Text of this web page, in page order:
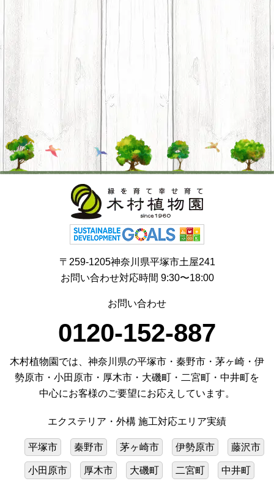
〒259-1205神奈川県平塚市土屋241
お問い合わせ対応時間 9:30〜18:00
お問い合わせ
0120-152-887
木村植物園では、神奈川県の平塚市・秦野市・茅ヶ崎・伊
勢原市・小田原市・厚木市・大磯町・二宮町・中井町を
中心にお客様のご要望にお応えしています。
エクステリア・外構 施工対応エリア実績
平塚市 秦野市 茅ヶ崎市 伊勢原市 藤沢市
小田原市 厚木市 大磯町 二宮町 中井町